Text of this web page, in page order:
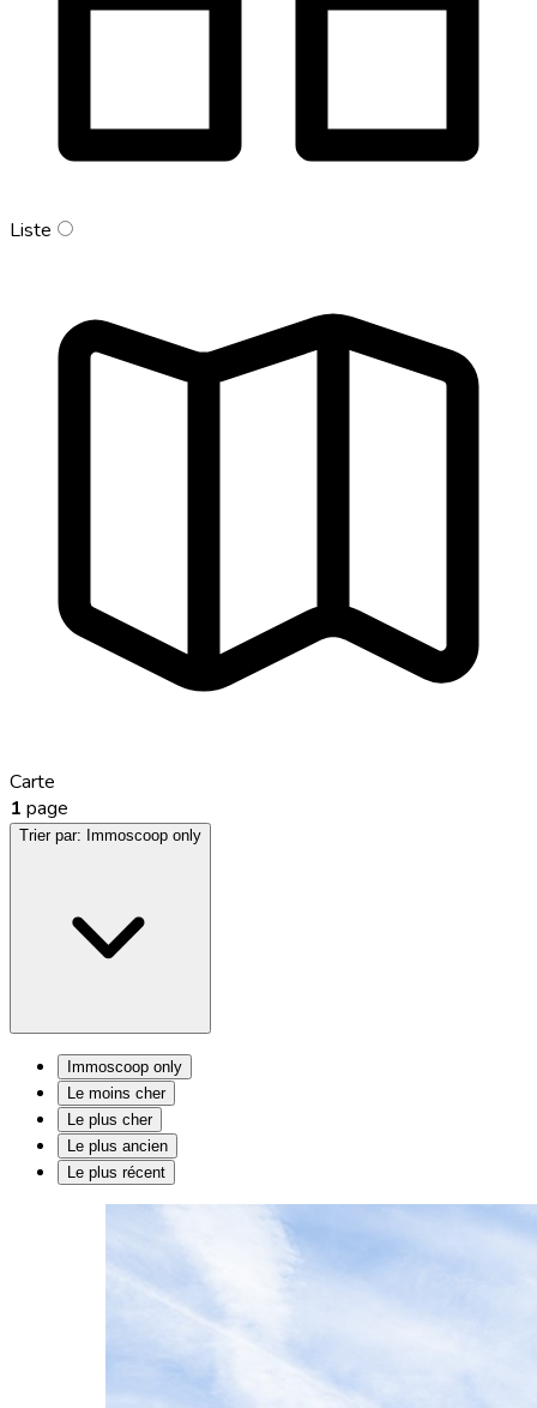
Liste
Carte
1 page
Trier par: Immoscoop only
Immoscoop only
Le moins cher
Le plus cher
Le plus ancien
Le plus récent